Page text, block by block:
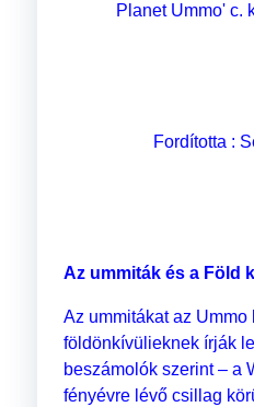
Planet Ummo' c.
Fordította :
Az ummiták és a Föld
Az ummitákat az
földönkívülieknek írják
beszámolók szerint – a
fényévre lévő csillag